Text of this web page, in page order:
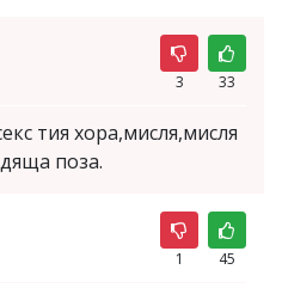
3 33
тия хора,мисля,мисля
поза.
1 45